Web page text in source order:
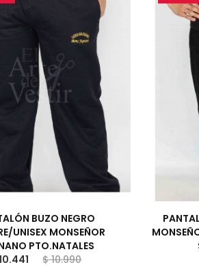
BUZO NEGRO
UNISEX MONSEÑOR
PTO.NATALES
$ 10.990